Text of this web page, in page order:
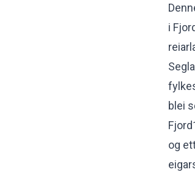
i
blei
og